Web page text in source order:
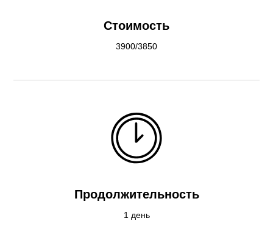
Стоимость
3900/3850
Продолжительность
1 день